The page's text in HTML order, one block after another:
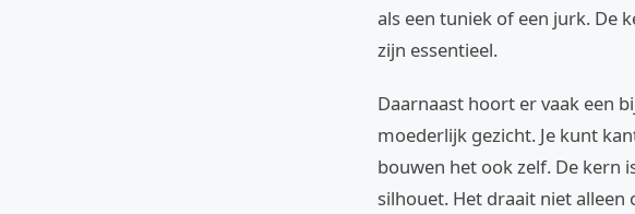
als een tuniek of een jurk. De
zijn essentieel.
Daarnaast hoort er vaak een
moederlijk gezicht. Je kunt
bouwen het ook zelf. De kern
silhouet. Het draait niet